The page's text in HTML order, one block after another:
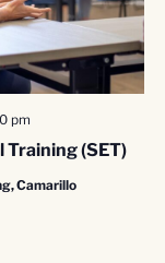
(SET)
pm
Camarillo